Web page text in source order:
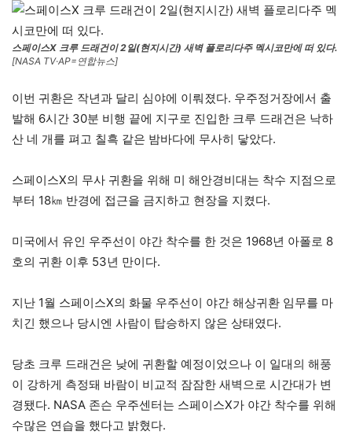
스페이스X 크루 드래건이 2일(현지시간) 새벽 플로리다주 멕시코만에 떠 있다.
[NASA TV·AP=연합뉴스]
이번 귀환은 작년과 달리 심야에 이뤄졌다. 우주정거장에서 출
발해 6시간 30분 비행 끝에 지구로 진입한 크루 드래건은 낙하
산 네 개를 펴고 칠흑 같은 밤바다에 무사히 닿았다.
스페이스X의 무사 귀환을 위해 미 해안경비대는 착수 지점으로
부터 18㎞ 반경에 접근을 금지하고 현장을 지켰다.
미국에서 유인 우주선이 야간 착수를 한 것은 1968년 아폴로 8
호의 귀환 이후 53년 만이다.
지난 1월 스페이스X의 화물 우주선이 야간 해상귀환 임무를 마
치긴 했으나 당시엔 사람이 탑승하지 않은 상태였다.
당초 크루 드래건은 낮에 귀환할 예정이었으나 이 일대의 해풍
이 강하게 측정돼 바람이 비교적 잠잠한 새벽으로 시간대가 변
경됐다. NASA 존슨 우주센터는 스페이스X가 야간 착수를 위해
수많은 연습을 했다고 밝혔다.